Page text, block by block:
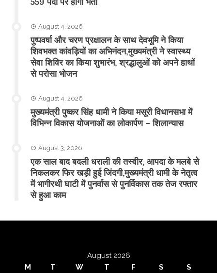
August 4, 2026
पुष्पवर्षा और चरण प्रक्षालन के साथ देवभूमि ने किया
शिवभक्त कांवड़ियों का अभिनंदन,मुख्यमंत्री ने स्वास्थ्य
सेवा शिविर का किया शुभारंभ, श्रद्धालुओं को अपने हाथों
से परोसा भोजन
August 4, 2026
मुख्यमंत्री पुष्कर सिंह धामी ने किया मसूरी विधानसभा में
विभिन्न विकास योजनाओं का लोकार्पण – शिलान्यास
August 3, 2026
एक साल बाद बदली धराली की तस्वीर, आपदा के मलबे से
निकलकर फिर खड़ी हुई जिंदगी,मुख्यमंत्री धामी के नेतृत्व
में भागीरथी घाटी में पुनर्वास से पुनर्विकास तक तेज रफ्तार
से हुआ काम
August 2026
M
T W T F S
S